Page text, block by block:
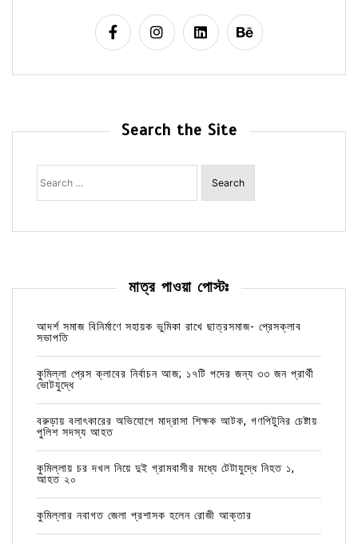
Search the Site
Search
for:
মাত্র পাওয়া পোস্টঃ
আদর্শ সমাজ বিনির্মাণে সহায়ক ভুমিকা রাখে ছাত্রসমাজ- প্রেসক্লাব
সভাপতি
কুমিল্লা প্রেস ক্লাবের নির্বাচন আজ; ১৭টি পদের জন্য ৩৩ জন প্রার্থী
ভোটযুদ্ধে
বরুড়ায় বলাৎকারের অভিযোগে মাদ্রাসা শিক্ষক আটক, গণপিটুনির চেষ্টায়
পুলিশ সদস্য আহত
কুমিল্লায় চর দখল নিয়ে দুই গ্রামবাসীর মধ্যে টেটাযুদ্ধে নিহত ১,
আহত ২০
কুমিল্লার নবাগত জেলা প্রশাসক হলেন রোজী আক্তার